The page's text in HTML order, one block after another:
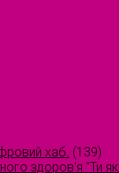
хаб. (139)
здоров'я "Ти